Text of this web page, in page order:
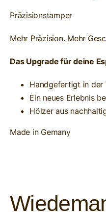
Präzisionstamper
Mehr Präzision. Mehr
Das Upgrade für deine
Handgefertigt in der
Ein neues Erlebnis
Hölzer aus
Made in Gemany